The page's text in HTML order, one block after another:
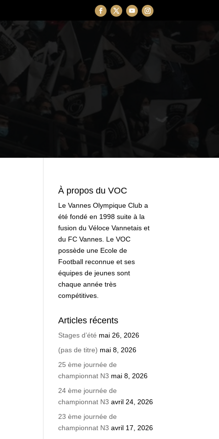
À propos du VOC
Le Vannes Olympique Club a
été fondé en 1998 suite à la
fusion du Véloce Vannetais et
du FC Vannes. Le VOC
possède une Ecole de
Football reconnue et ses
équipes de jeunes sont
chaque année très
compétitives.
Articles récents
Stages d’été mai 26, 2026
(pas de titre) mai 8, 2026
25 ème journée de
championnat N3 mai 8, 2026
24 ème journée de
championnat N3 avril 24, 2026
23 ème journée de
championnat N3 avril 17, 2026